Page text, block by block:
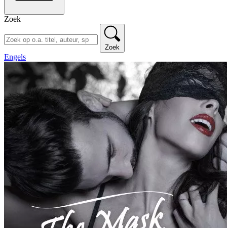
Zoek
Zoek
Engels